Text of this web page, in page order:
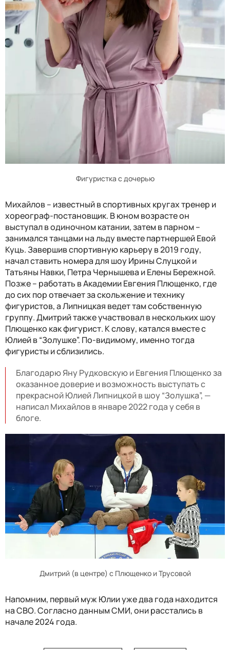
Фигуристка с дочерью
Михайлов – известный в спортивных кругах тренер и
хореограф-постановщик. В юном возрасте он
выступал в одиночном катании, затем в парном –
занимался танцами на льду вместе партнершей Евой
Куць. Завершив спортивную карьеру в 2019 году,
начал ставить номера для шоу Ирины Слуцкой и
Татьяны Навки, Петра Чернышева и Елены Бережной.
Позже – работать в Академии Евгения Плющенко, где
до сих пор отвечает за скольжение и технику
фигуристов, а Липницкая ведет там собственную
группу. Дмитрий также участвовал в нескольких шоу
Плющенко как фигурист. К слову, катался вместе с
Юлией в “Золушке”. По-видимому, именно тогда
фигуристы и сблизились.
Благодарю Яну Рудковскую и Евгения Плющенко за
оказанное доверие и возможность выступать с
прекрасной Юлией Липницкой в шоу “Золушка”, —
написал Михайлов в январе 2022 года у себя в
блоге.
Дмитрий (в центре) с Плющенко и Трусовой
Напомним, первый муж Юлии уже два года находится
на СВО. Согласно данным СМИ, они расстались в
начале 2024 года.